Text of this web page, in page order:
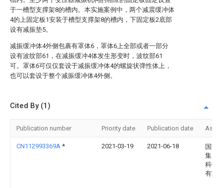
于一槽型支撑架8的槽内。本实施案例中，两个减震缓冲体
4的上固定板1安装于槽型支撑架8的槽内，下固定板2底部
设有减振垫5。
减振缓冲体4外侧包裹有罩体6，罩体6上全部或者一部分
设有波纹部61，在减振缓冲4体发生形变时，波纹部61
可。罩体6可仅仅套设于减振缓冲体4的螺旋状弹性体上，
也可以套设于整个减振缓冲体4外侧。
Cited By (1)
Publication number Priority date Publication date
CN112993369A * 2021-03-19 2021-06-18
国家
集团
科技
有限